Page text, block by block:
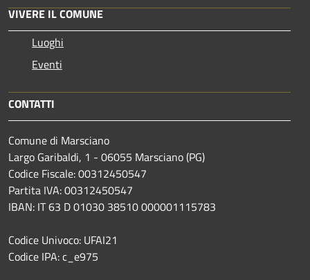
VIVERE IL COMUNE
Luoghi
Eventi
CONTATTI
Comune di Marsciano
Largo Garibaldi, 1 - 06055 Marsciano (PG)
Codice Fiscale: 00312450547
Partita IVA: 00312450547
IBAN: IT 63 D 01030 38510 000001115783
Codice Univoco: UFAI21
Codice IPA: c_e975